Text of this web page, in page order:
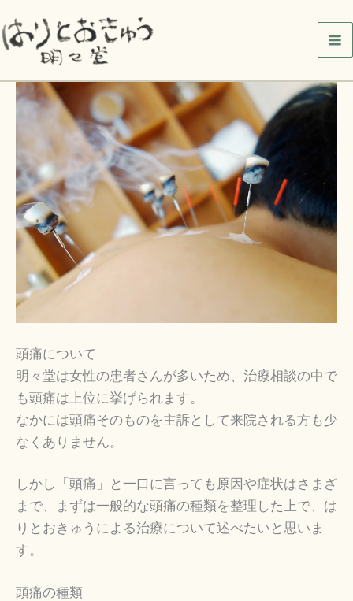
容
を
ス
頭痛について
明々堂は女性の患者さんが多いため、治療相談の中で
も頭痛は上位に挙げられます。
なかには頭痛そのものを主訴として来院される方も少
なくありません。
しかし「頭痛」と一口に言っても原因や症状はさまざ
まで、まずは一般的な頭痛の種類を整理した上で、は
りとおきゅうによる治療について述べたいと思いま
す。
頭痛の種類